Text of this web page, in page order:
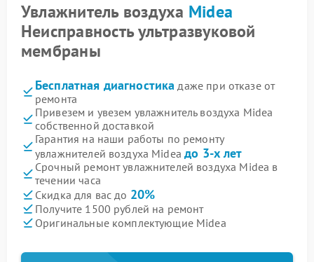
Увлажнитель воздуха Midea
Неисправность ультразвуковой
мембраны
Бесплатная диагностика даже при отказе от
ремонта
Привезем и увезем увлажнитель воздуха Midea
собственной доставкой
Гарантия на наши работы по ремонту
увлажнителей воздуха Mideaдо 3-х лет
Срочный ремонт увлажнителей воздуха Midea в
течении часа
Скидка для вас до 20%
Получите 1500 рублей на ремонт
Оригинальные комплектующие Midea